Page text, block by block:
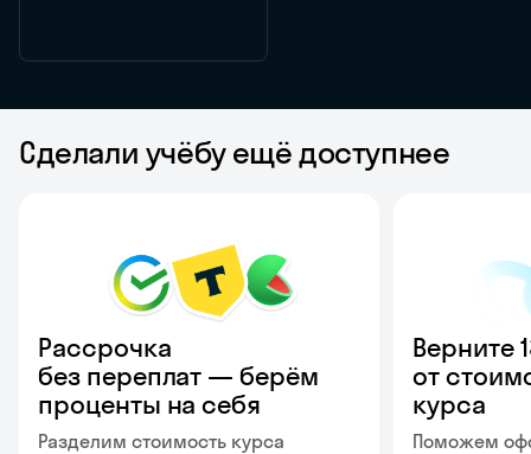
Сделали учёбу ещё доступнее
Рассрочка
без переплат — берём
проценты на себя
Разделим стоимость курса
Верните
от
курса
Поможем